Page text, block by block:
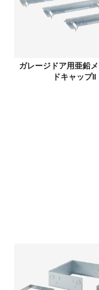
ガレージドア用亜鉛
ドキャップII